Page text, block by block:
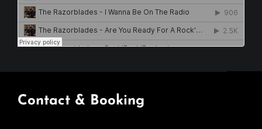
Contact & Booking